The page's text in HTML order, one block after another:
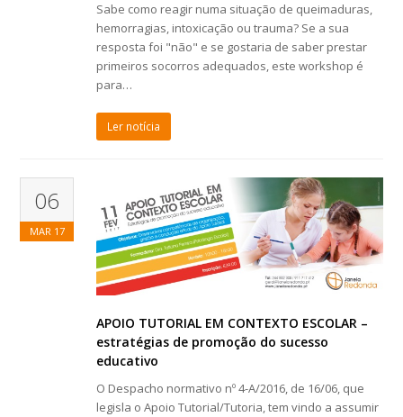
Sabe como reagir numa situação de queimaduras,
hemorragias, intoxicação ou trauma? Se a sua
resposta foi "não" e se gostaria de saber prestar
primeiros socorros adequados, este workshop é
para…
Ler notícia
06
MAR 17
APOIO TUTORIAL EM CONTEXTO ESCOLAR –
estratégias de promoção do sucesso
educativo
O Despacho normativo nº 4-A/2016, de 16/06, que
legisla o Apoio Tutorial/Tutoria, tem vindo a assumir